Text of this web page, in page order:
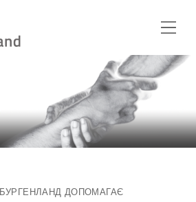
БУРГЕНЛАНД ДОПОМАГАЄ